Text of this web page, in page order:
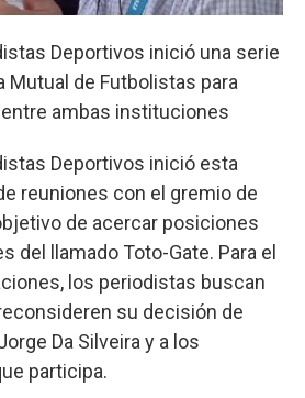
Deportivos inició una serie
Mutual de Futbolistas para
ambas instituciones
Deportivos inició esta
reuniones con el gremio de
de acercar posiciones
del llamado Toto-Gate. Para el
los periodistas buscan
su decisión de
Da Silveira y a los
participa.